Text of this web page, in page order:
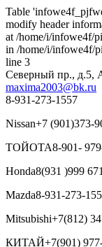
Table
modify header
at /home/i/infowe4f/
in /home/i/infowe4f/
line 3
Северный пр., д.5,
maxima2003@bk.ru
8-931-273-1557
Nissan+7 (901)373-
ТОЙОТА8-901-
Honda8(931 )999
Mazda8-931-273-
Mitsubishi+7(812)
КИТАЙ+7(901)